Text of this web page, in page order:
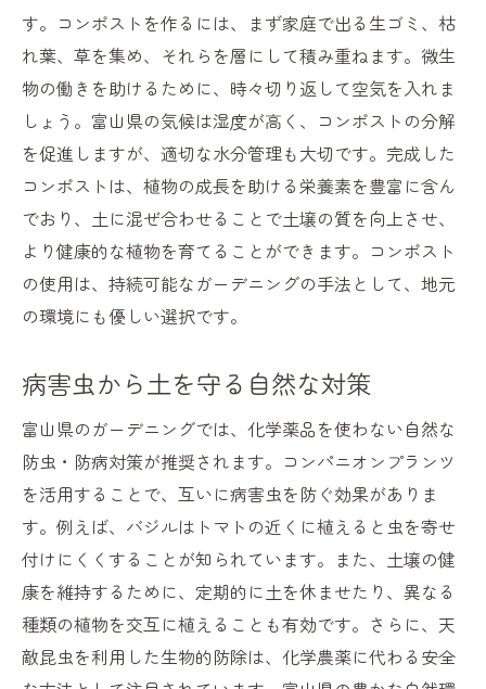
持続可能なガーデニングのためのコミュニ
ティ作り
家庭菜園で感じる自然との触れ合い
富山県の風土を通じて楽しむガーデニング
の喜び
す。コンポストを作るには、まず家庭で出る生ゴミ、枯
れ葉、草を集め、それらを層にして積み重ねます。微生
物の働きを助けるために、時々切り返して空気を入れま
しょう。富山県の気候は湿度が高く、コンポストの分解
を促進しますが、適切な水分管理も大切です。完成した
コンポストは、植物の成長を助ける栄養素を豊富に含ん
でおり、土に混ぜ合わせることで土壌の質を向上させ、
より健康的な植物を育てることができます。コンポスト
の使用は、持続可能なガーデニングの手法として、地元
の環境にも優しい選択です。
病害虫から土を守る自然な対策
富山県のガーデニングでは、化学薬品を使わない自然な
防虫・防病対策が推奨されます。コンパニオンプランツ
を活用することで、互いに病害虫を防ぐ効果がありま
す。例えば、バジルはトマトの近くに植えると虫を寄せ
付けにくくすることが知られています。また、土壌の健
康を維持するために、定期的に土を休ませたり、異なる
種類の植物を交互に植えることも有効です。さらに、天
敵昆虫を利用した生物的防除は、化学農薬に代わる安全